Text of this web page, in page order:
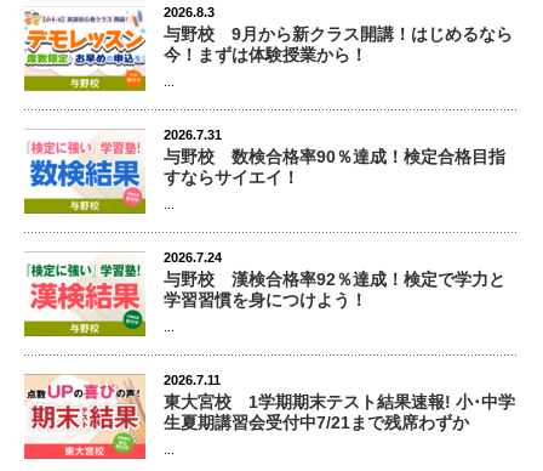
2026.8.3
与野校 9月から新クラス開講！はじめるなら
今！まずは体験授業から！
2026.7.31
与野校 数検合格率90％達成！検定合格目指
すならサイエイ！
2026.7.24
与野校 漢検合格率92％達成！検定で学力と
学習習慣を身につけよう！
2026.7.11
東大宮校 1学期期末テスト結果速報! 小･中学
生夏期講習会受付中7/21まで残席わずか